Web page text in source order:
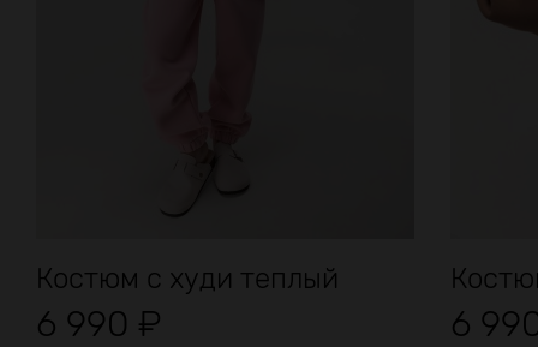
Костюм с худи теплый
6 990 ₽ 6